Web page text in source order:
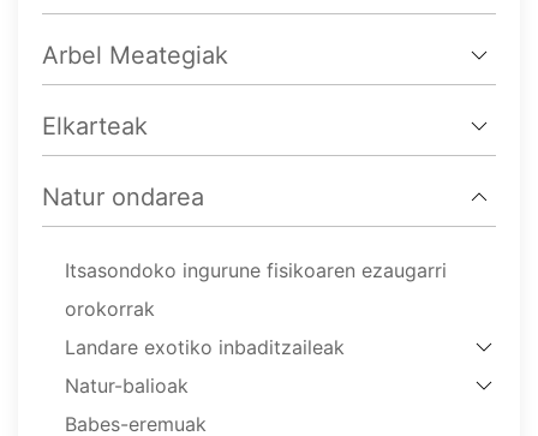
Arbel Meategiak
Elkarteak
Natur ondarea
Itsasondoko ingurune fisikoaren ezaugarri
orokorrak
Landare exotiko inbaditzaileak
Natur-balioak
Babes-eremuak